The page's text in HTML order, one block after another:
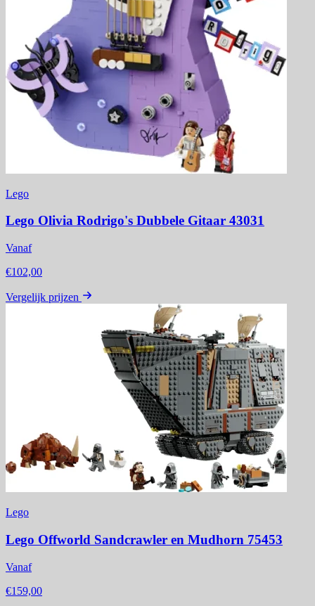
Lego
Lego Olivia Rodrigo's Dubbele Gitaar 43031
Vanaf
€102,00
Vergelijk prijzen
Lego
Lego Offworld Sandcrawler en Mudhorn 75453
Vanaf
€159,00